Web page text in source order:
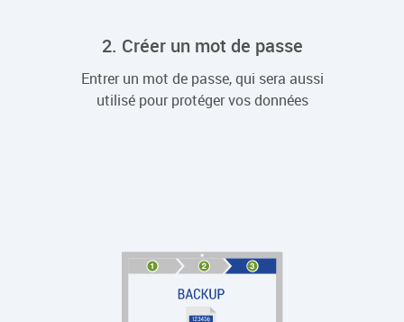
2. Créer un mot de passe
Entrer un mot de passe, qui sera aussi
utilisé pour protéger vos données